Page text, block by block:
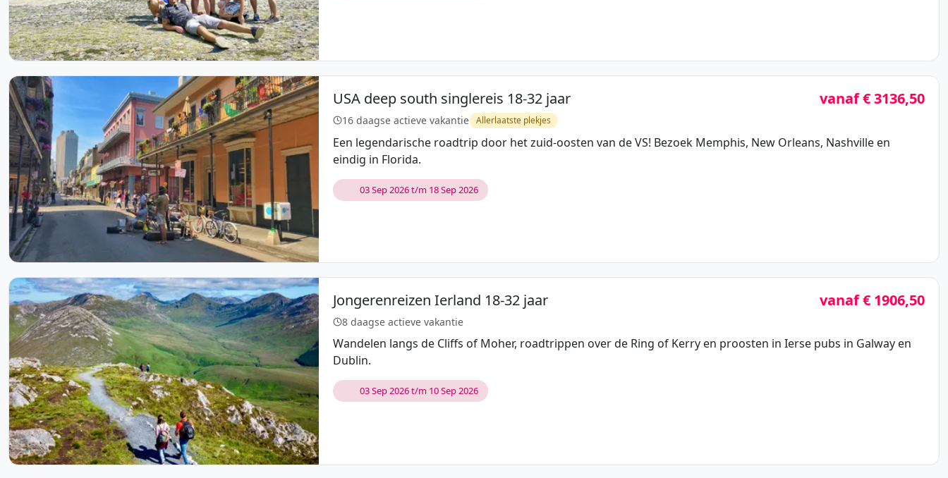
USA deep south singlereis 18-32 jaar vanaf € 3136,50
16 daagse actieve vakantie Allerlaatste plekjes
Een legendarische roadtrip door het zuid-oosten van de VS! Bezoek Memphis, New Orleans, Nashville en
eindig in Florida.
03 Sep 2026 t/m 18 Sep 2026
Jongerenreizen Ierland 18-32 jaar vanaf € 1906,50
8 daagse actieve vakantie
Wandelen langs de Cliffs of Moher, roadtrippen over de Ring of Kerry en proosten in Ierse pubs in Galway en
Dublin.
03 Sep 2026 t/m 10 Sep 2026